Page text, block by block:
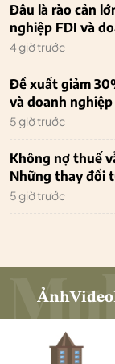
Đâu là rào cản
nghiệp FDI và
4 giờ trước
Đề xuất giảm
và doanh
5 giờ trước
Không nợ thuế
Những thay đổi
5 giờ trước
ẢnhVideo